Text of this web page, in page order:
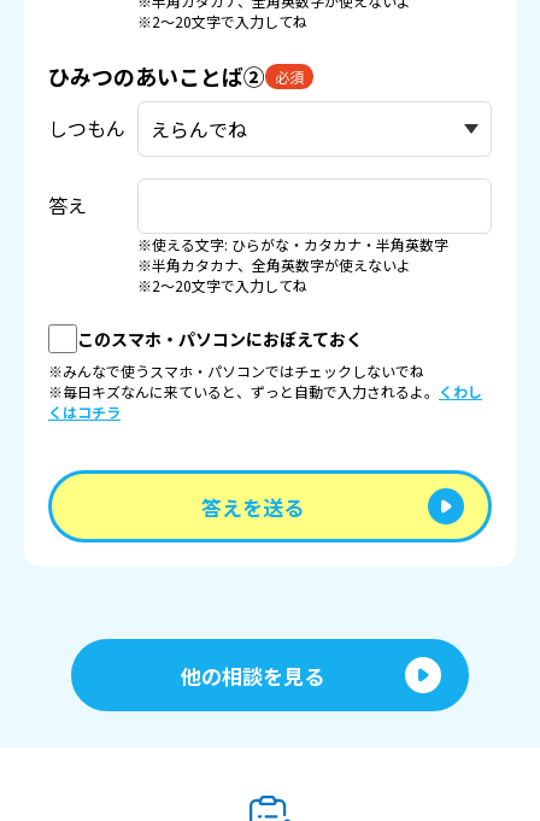
※2〜20文字で入力してね
ひみつのあいことば② 必須
しつもん
答え
※使える文字: ひらがな・カタカナ・半角英数字
※半角カタカナ、全角英数字が使えないよ
※2〜20文字で入力してね
このスマホ・パソコンにおぼえておく
※みんなで使うスマホ・パソコンではチェックしないでね
※毎日キズなんに来ていると、ずっと自動で入力されるよ。 くわし
くはコチラ
答えを送る
他の相談を見る